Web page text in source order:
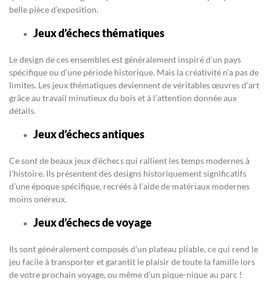
belle pièce d’exposition.
Jeux d’échecs thématiques
Le design de ces ensembles est généralement inspiré d’un pays
spécifique ou d’une période historique. Mais la créativité n’a pas de
limites. Les jeux thématiques deviennent de véritables œuvres d’art
grâce au travail minutieux du bois et à l’attention donnée aux
détails.
Jeux d’échecs antiques
Ce sont de beaux jeux d’échecs qui rallient les temps modernes à
l’histoire. Ils présentent des designs historiquement significatifs
d’une époque spécifique, recréés à l’aide de matériaux modernes
moins onéreux.
Jeux d’échecs de voyage
Ils sont généralement composés d’un plateau pliable, ce qui rend le
jeu facile à transporter et garantit le plaisir de toute la famille lors
de votre prochain voyage, ou même d’un pique-nique au parc !